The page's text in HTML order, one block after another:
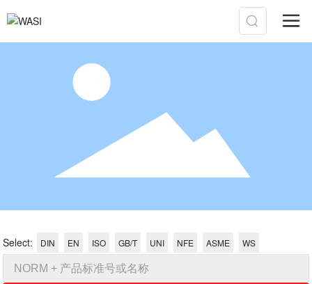
Select: DIN EN ISO GB/T UNI NFE ASME WS